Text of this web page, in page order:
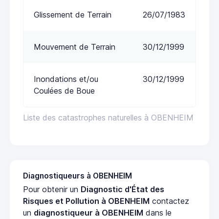
Liste des catastrophes naturelles à OBENHEIM
Glissement de Terrain 26/07/1983
Mouvement de Terrain 30/12/1999
Inondations et/ou
Coulées de Boue
30/12/1999
Diagnostiqueurs à OBENHEIM
Pour obtenir un Diagnostic d'État des
Risques et Pollution à OBENHEIM contactez
un diagnostiqueur à OBENHEIM dans le